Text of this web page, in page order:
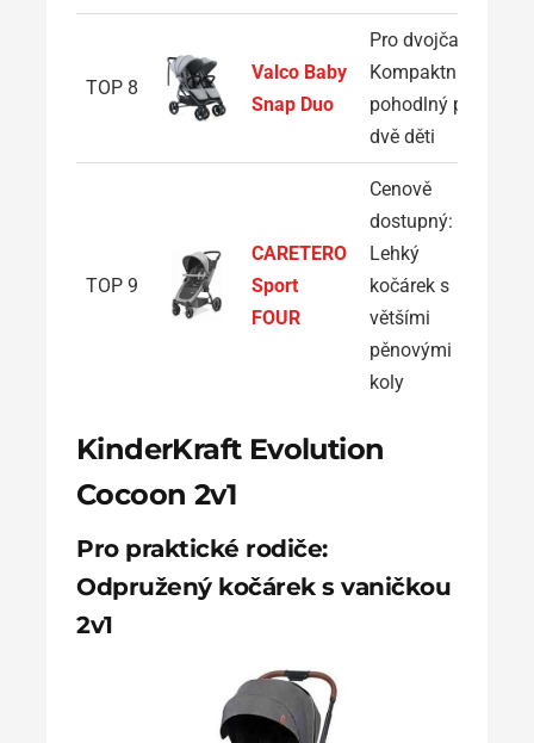
TOP 8
Valco Baby
Snap Duo
Pro dvojčata:
Kompaktní a
pohodlný pro
dvě děti
TOP 9
CARETERO
Sport
FOUR
Cenově
dostupný:
Lehký
kočárek s
většími
pěnovými
koly
KinderKraft Evolution
Cocoon 2v1
Pro praktické rodiče:
Odpružený kočárek s vaničkou
2v1